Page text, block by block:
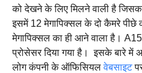
को देखने के लिए मिलने वाली है
इसमें 12 मेगापिक्सल के दो कैमरे पीछे
मेगापिक्सल का ही आने वाला है।
प्रोसेसर दिया गया है। ‌ इसके बारे
लोग कंपनी के ऑफिसियलवेबसाइट